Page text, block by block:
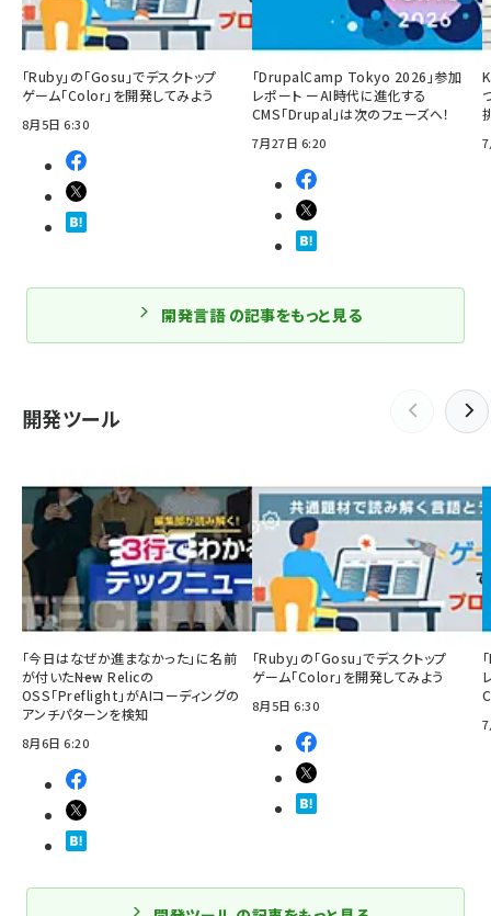
「Ruby」の「Gosu」でデスクトップ
ゲーム「Color」を開発してみよう
8月5日 6:30
「DrupalCamp Tokyo 2026」参加
レポート ーAI時代に進化する
CMS「Drupal」は次のフェーズへ！
7月27日 6:20
開発言語 の記事をもっと見る
開発ツール
「今日はなぜか進まなかった」に名前
が付いた――New Relicの
OSS「Preflight」がAIコーディングの
アンチパターンを検知
8月6日 6:20
「Ruby」の「Gosu」でデスクトップ
ゲーム「Color」を開発してみよう
8月5日 6:30